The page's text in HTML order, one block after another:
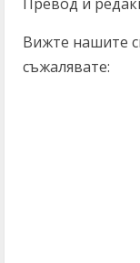
Вижте нашите
съжалявате: